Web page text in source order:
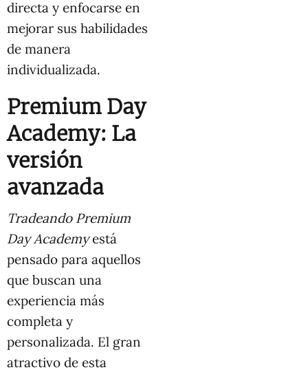
directa y enfocarse en
mejorar sus habilidades
de manera
individualizada.
Premium Day
Academy: La
versión
avanzada
Tradeando Premium
Day Academyestá
pensado para aquellos
que buscan una
experiencia más
completa y
personalizada. El gran
atractivo de esta